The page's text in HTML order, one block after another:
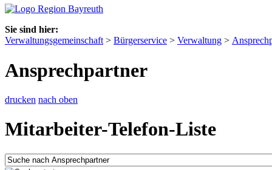
Sie sind hier:
Verwaltungsgemeinschaft > Bürgerservice > Verwaltung >
Ansprechpartner
drucken nach oben
Mitarbeiter-Telefon-Liste